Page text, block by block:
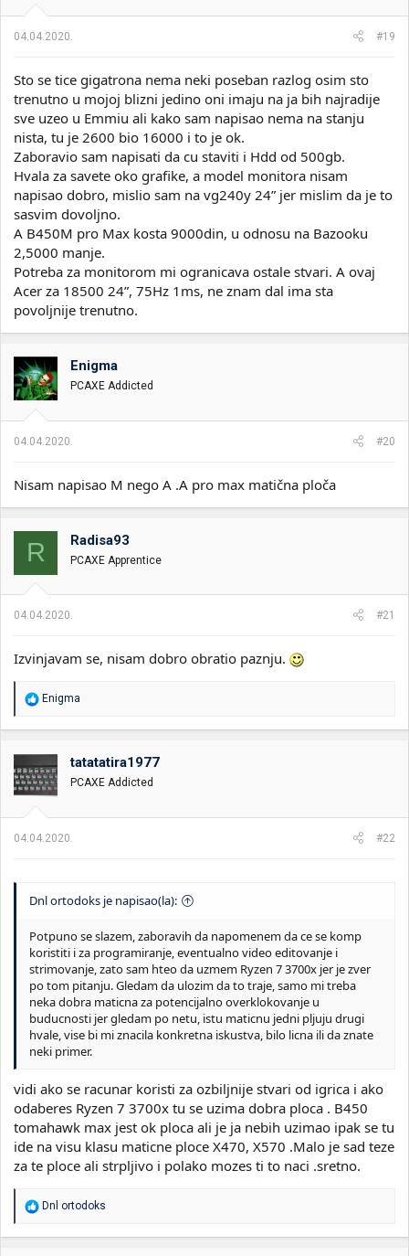
:
04.04.2020. #19
Sto se tice gigatrona nema neki poseban razlog osim sto
trenutno u mojoj blizni jedino oni imaju na ja bih najradije
sve uzeo u Emmiu ali kako sam napisao nema na stanju
nista, tu je 2600 bio 16000 i to je ok.
Zaboravio sam napisati da cu staviti i Hdd od 500gb.
Hvala za savete oko grafike, a model monitora nisam
napisao dobro, mislio sam na vg240y 24” jer mislim da je to
sasvim dovoljno.
A B450M pro Max kosta 9000din, u odnosu na Bazooku
2,5000 manje.
Potreba za monitorom mi ogranicava ostale stvari. A ovaj
Acer za 18500 24”, 75Hz 1ms, ne znam dal ima sta
povoljnije trenutno.
Enigma
PCAXE Addicted
04.04.2020. #20
Nisam napisao M nego A .A pro max matična ploča
R Radisa93
PCAXE Apprentice
04.04.2020. #21
Izvinjavam se, nisam dobro obratio paznju.
R
a
o
v
a
n
:
Enigma
tatatatira1977
PCAXE Addicted
04.04.2020. #22
Dnl ortodoks je napisao(la):
Potpuno se slazem, zaboravih da napomenem da ce se komp
koristiti i za programiranje, eventualno video editovanje i
strimovanje, zato sam hteo da uzmem Ryzen 7 3700x jer je zver
po tom pitanju. Gledam da ulozim da to traje, samo mi treba
neka dobra maticna za potencijalno overklokovanje u
buducnosti jer gledam po netu, istu maticnu jedni pljuju drugi
hvale, vise bi mi znacila konkretna iskustva, bilo licna ili da znate
neki primer.
vidi ako se racunar koristi za ozbiljnije stvari od igrica i ako
odaberes Ryzen 7 3700x tu se uzima dobra ploca . B450
tomahawk max jest ok ploca ali je ja nebih uzimao ipak se tu
ide na visu klasu maticne ploce X470, X570 .Malo je sad teze
za te ploce ali strpljivo i polako mozes ti to naci .sretno.
R
a
Dnl ortodoks